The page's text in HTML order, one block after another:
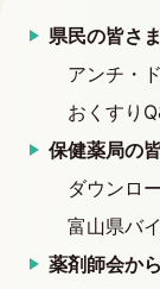
県民の皆さ
アンチ・
おくすり
保健薬局の
ダウンロ
富山県バ
薬剤師会か